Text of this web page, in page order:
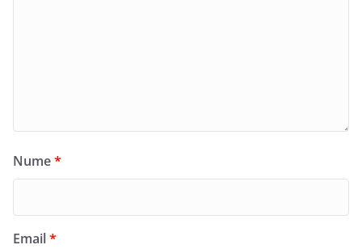
Nume*
Email*